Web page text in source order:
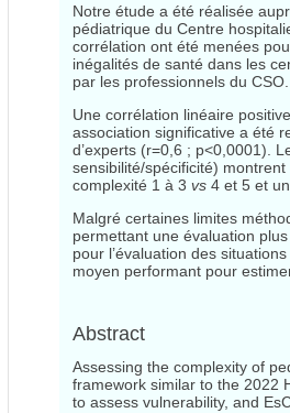
Notre étude a été réalisée
pédiatrique du Centre
corrélation ont été menées
inégalités de santé dans les
par les professionnels du CSO.
Une corrélation linéaire
association significative a été
d’experts (r=0,6 ; p<0,0001).
sensibilité/spécificité)
complexité 1 à 3 vs 4 et 5 et
Malgré certaines limites
permettant une évaluation
pour l’évaluation des
moyen performant pour
Abstract
Assessing the complexity of
framework similar to the 2022
to assess vulnerability, and